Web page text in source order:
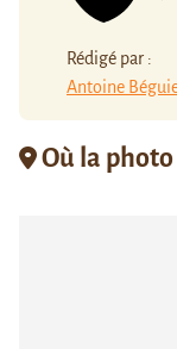
Rédigé par :
Antoine
Où la photo